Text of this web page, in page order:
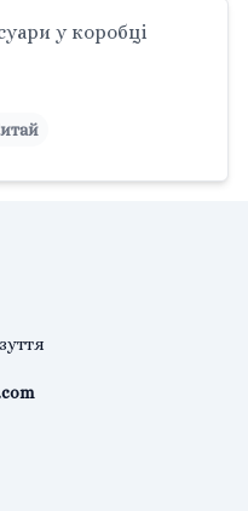
у коробці